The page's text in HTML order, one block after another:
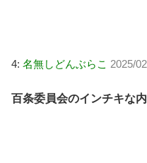
4: 名無しどんぶらこ 2025/
百条委員会のインチキな